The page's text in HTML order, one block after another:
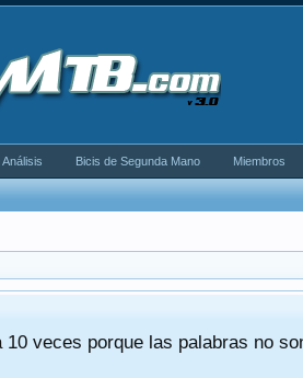
veces porque las palabras no
Bicis de Segunda Mano Miembros